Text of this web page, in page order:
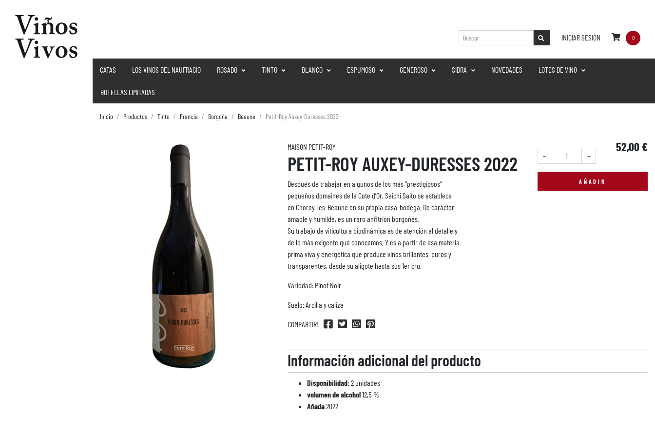
CATAS LOS VINOS DEL NAUFRAGIO ROSADO TINTO BLANCO ESPUMOSO GENEROSO SIDRA NOVEDADES LOTES DE VINO
BOTELLAS LIMITADAS
INICIAR SESIÓN 0
Inicio Productos Tinto Francia Borgoña Beaune Petit-Roy Auxey-Duresses 2022
MAISON PETIT-ROY
PETIT-ROY AUXEY-DURESSES 2022
Después de trabajar en algunos de los más “prestigiosos”
pequeños domaines de la Cote d’Or, Seichi Saito se establece
en Chorey-les-Beaune en su propia casa-bodega. De carácter
amable y humilde, es un raro anfitrión borgoñés.
Su trabajo de viticultura biodinámica es de atención al detalle y
de lo más exigente que conocemos. Y es a partir de esa materia
prima viva y energética que produce vinos brillantes, puros y
transparentes, desde su aligote hasta sus 1er cru.
Variedad: Pinot Noir
Suelo: Arcilla y caliza
COMPARTIR!
Cantidad:
52,00 €
AÑADIR
Información adicional del producto
Disponibilidad:2 unidades
volumen de alcohol12,5 %
Añada2022